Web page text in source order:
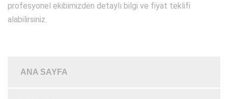
profesyonel ekibimizden detaylı bilgi ve fiyat teklifi
alabilirsiniz.
ANA SAYFA